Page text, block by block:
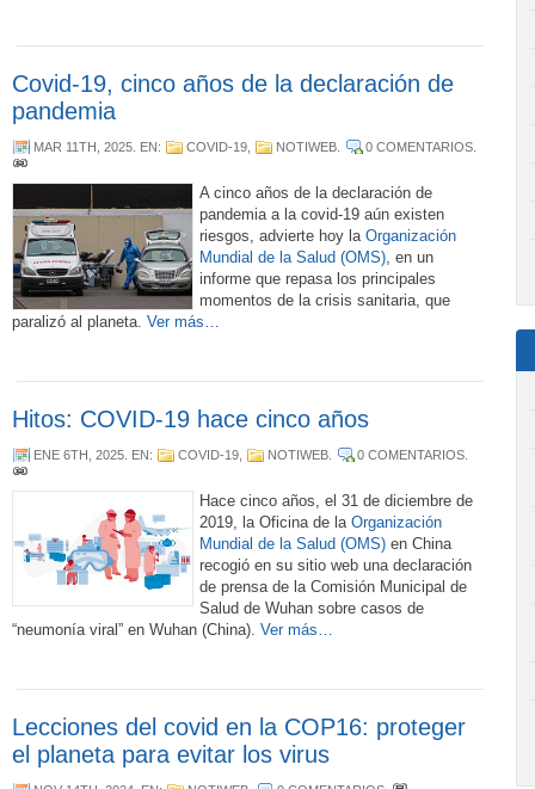
Covid-19, cinco años de la declaración de
pandemia
MAR 11TH, 2025 . EN: COVID-19 NOTIWEB 0 COMENTARIOS
A cinco años de la declaración de
pandemia a la covid-19 aún existen
riesgos, advierte hoy la Organización
Mundial de la Salud (OMS), en un
informe que repasa los principales
momentos de la crisis sanitaria, que
paralizó al planeta. Ver más…
Hitos: COVID-19 hace cinco años
ENE 6TH, 2025 . EN: COVID-19 NOTIWEB 0 COMENTARIOS
Hace cinco años, el 31 de diciembre de
2019, la Oficina de la Organización
Mundial de la Salud (OMS) en China
recogió en su sitio web una declaración
de prensa de la Comisión Municipal de
Salud de Wuhan sobre casos de
“neumonía viral” en Wuhan (China). Ver más…
Lecciones del covid en la COP16: proteger
el planeta para evitar los virus